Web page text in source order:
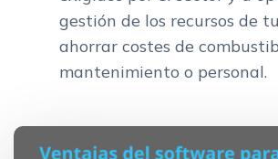
gestión de los recursos de
ahorrar costes de
mantenimiento o personal.